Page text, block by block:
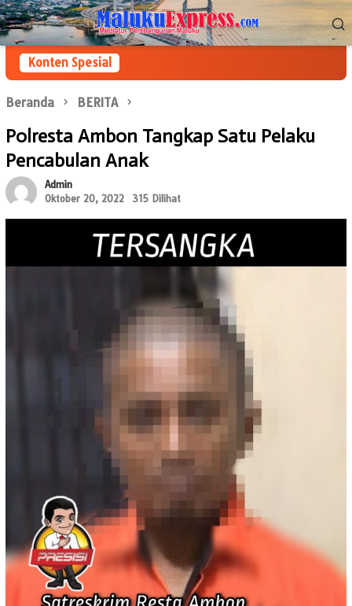
Loncat
ke
konten
Menu
Mobile
Konten Spesial
Beranda BERITA
Polresta Ambon Tangkap Satu Pelaku
Pencabulan Anak
Admin
Oktober 20, 2022
315 Dilihat